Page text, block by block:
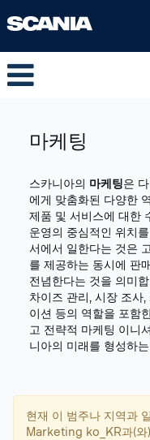
마케팅
스카니아의 마케팅은
에게 맞춤화된 다양한
제품 및 서비스에 대한
운영의 중심적인 위치
서에서 일한다는 것은
를 제공하는 동시에 판
전념한다는 것을 의미
차이즈 관리, 시장 조사
이션 등의 역할을 포함
고 전략적 마케팅 이니
니아의 미래를 형성하
현재 이 범주나 지역과
Marketing ko_KR과(와